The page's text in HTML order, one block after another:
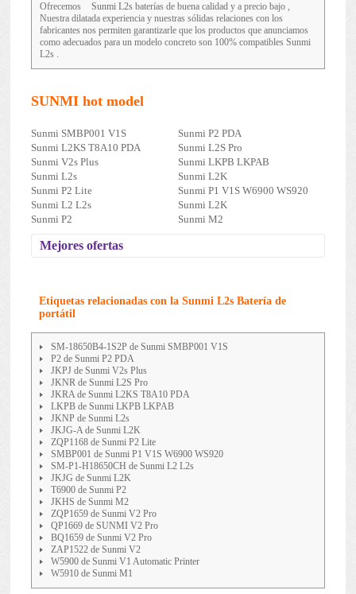
Ofrecemos Sunmi L2sbaterías de buena calidad y a precio bajo ,
Nuestra dilatada experiencia y nuestras sólidas relaciones con los
fabricantes nos permiten garantizarle que los productos que anunciamos
como adecuados para un modelo concreto son 100% compatibles Sunmi
L2s .
SUNMI hot model
Sunmi SMBP001 V1S
Sunmi P2 PDA
Sunmi L2KS T8A10 PDA
Sunmi L2S Pro
Sunmi V2s Plus
Sunmi LKPB LKPAB
Sunmi L2s
Sunmi L2K
Sunmi P2 Lite
Sunmi P1 V1S W6900 WS920
Sunmi L2 L2s
Sunmi L2K
Sunmi P2
Sunmi M2
Mejores ofertas
Etiquetas relacionadas con la Sunmi L2s Batería de
portátil
SM-18650B4-1S2P de Sunmi SMBP001 V1S
P2 de Sunmi P2 PDA
JKPJ de Sunmi V2s Plus
JKNR de Sunmi L2S Pro
JKRA de Sunmi L2KS T8A10 PDA
LKPB de Sunmi LKPB LKPAB
JKNP de Sunmi L2s
JKJG-A de Sunmi L2K
ZQP1168 de Sunmi P2 Lite
SMBP001 de Sunmi P1 V1S W6900 WS920
SM-P1-H18650CH de Sunmi L2 L2s
JKJG de Sunmi L2K
T6900 de Sunmi P2
JKHS de Sunmi M2
ZQP1659 de Sunmi V2 Pro
QP1669 de SUNMI V2 Pro
BQ1659 de Sunmi V2 Pro
ZAP1522 de Sunmi V2
W5900 de Sunmi V1 Automatic Printer
W5910 de Sunmi M1